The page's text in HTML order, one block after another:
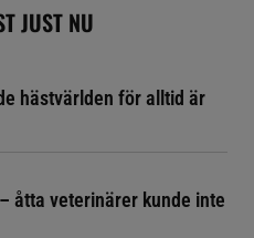
JUST NU
hästvärlden för alltid är
åtta veterinärer kunde inte